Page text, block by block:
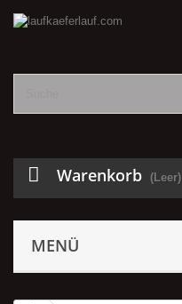
Warenkorb (Leer)
MENÜ